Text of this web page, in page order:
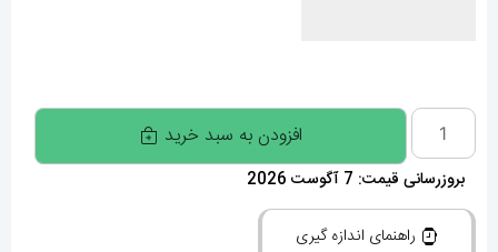
ساعت
ست
رولکس
مردانه
افزودن به سبد خرید
بروزرسانی قیمت: 7 آگوست 2026
راهنمای اندازه گیری